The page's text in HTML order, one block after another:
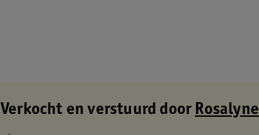
Verkocht en verstuurd door Rosalyne